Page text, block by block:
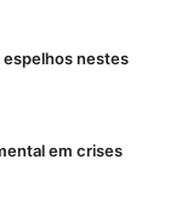
espelhos nestes
em crises